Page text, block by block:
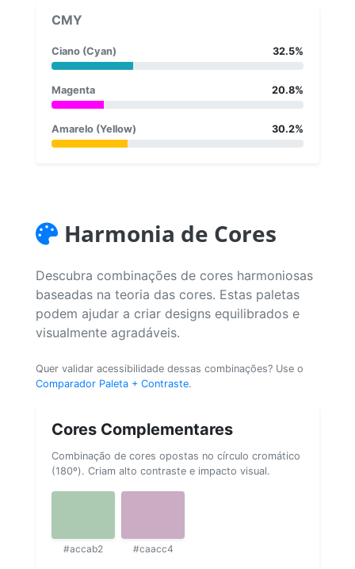
CMY
Ciano (Cyan) 32.5%
Magenta 20.8%
Amarelo (Yellow) 30.2%
Harmonia de Cores
Descubra combinações de cores harmoniosas
baseadas na teoria das cores. Estas paletas
podem ajudar a criar designs equilibrados e
visualmente agradáveis.
Quer validar acessibilidade dessas combinações? Use o
Comparador Paleta + Contraste.
Cores Complementares
Combinação de cores opostas no círculo cromático
(180º). Criam alto contraste e impacto visual.
#accab2 #caacc4